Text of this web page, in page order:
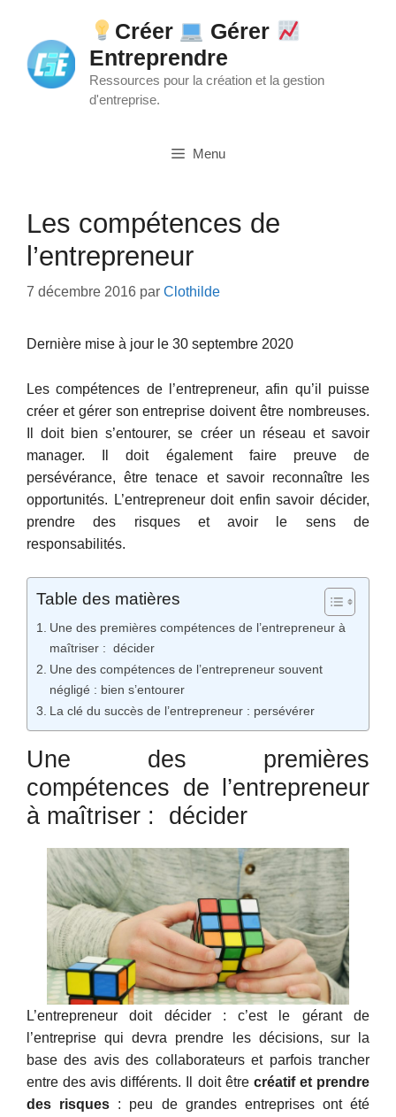
contenu
Créer
Gérer
Entreprendre
Ressources pour la création et la gestion
d'entreprise.
Menu
Les compétences de
l’entrepreneur
7 décembre 2016 par Clothilde
Dernière mise à jour le 30 septembre 2020
Les compétences de l’entrepreneur, afin qu’il puisse
créer et gérer son entreprise doivent être nombreuses.
Il doit bien s’entourer, se créer un réseau et savoir
manager. Il doit également faire preuve de
persévérance, être tenace et savoir reconnaître les
opportunités. L’entrepreneur doit enfin savoir décider,
prendre des risques et avoir le sens de
responsabilités.
Table des matières
Une des premières compétences de l’entrepreneur à
maîtriser : décider
Une des compétences de l’entrepreneur souvent
négligé : bien s’entourer
La clé du succès de l’entrepreneur : persévérer
Une des premières
compétences de l’entrepreneur
à maîtriser : décider
L’entrepreneur doit décider : c’est le gérant de
l’entreprise qui devra prendre les décisions, sur la
base des avis des collaborateurs et parfois trancher
entre des avis différents. Il doit être créatif et prendre
des risques : peu de grandes entreprises ont été